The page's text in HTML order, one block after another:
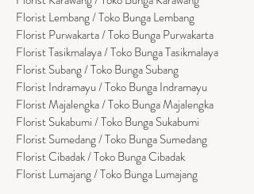
Florist Lembang / Toko Bunga Lembang
Florist Purwakarta / Toko Bunga Purwakarta
Florist Tasikmalaya / Toko Bunga Tasikmalaya
Florist Subang / Toko Bunga Subang
Florist Indramayu / Toko Bunga Indramayu
Florist Majalengka / Toko Bunga Majalengka
Florist Sukabumi / Toko Bunga Sukabumi
Florist Sumedang / Toko Bunga Sumedang
Florist Cibadak / Toko Bunga Cibadak
Florist Lumajang / Toko Bunga Lumajang